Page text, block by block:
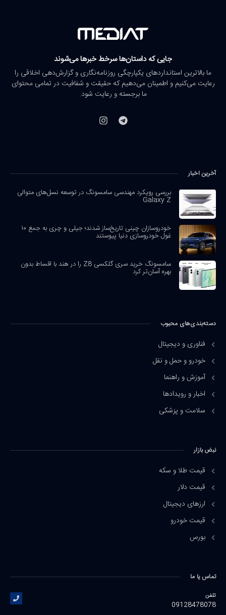
جایی که داستان‌ها سرخط خبرها می‌شوند
ما بالاترین استانداردهای یکپارچگی روزنامه‌نگاری و گزارش‌دهی اخلاقی را
رعایت می‌کنیم و اطمینان می‌دهیم که حقیقت و شفافیت در تمامی محتوای
ما برجسته و رعایت شود.
آخرین اخبار
بررسی رویکرد مهندسی سامسونگ در توسعه نسل‌های متوالی
Galaxy Z
خودروسازان چینی تاریخ‌ساز شدند؛ جیلی و چری به جمع ۱۰
غول خودروسازی دنیا پیوستند
سامسونگ خرید سری گلکسی Z8 را در هند با اقساط بدون
بهره آسان‌تر کرد
دسته‌بندی‌های محبوب
فناوری و دیجیتال
خودرو و حمل و نقل
آموزش و راهنما
اخبار و رویدادها
سلامت و پزشکی
نبض بازار
قیمت طلا و سکه
قیمت دلار
ارزهای دیجیتال
قیمت خودرو
بورس
تماس یا ما
تلفن
09128478078